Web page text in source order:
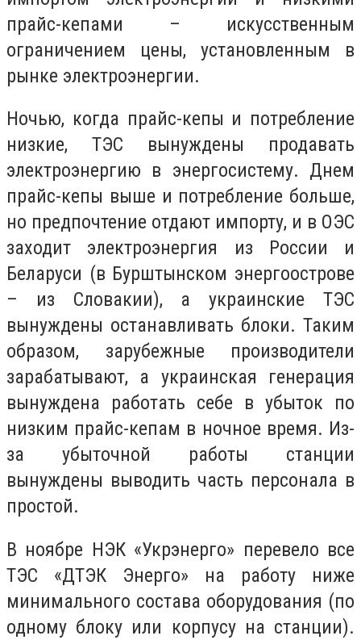
прайс-кепами – искусственным
ограничением цены, установленным в
рынке электроэнергии.
Ночью, когда прайс-кепы и потребление
низкие, ТЭС вынуждены продавать
электроэнергию в энергосистему. Днем
прайс-кепы выше и потребление больше,
но предпочтение отдают импорту, и в ОЭС
заходит электроэнергия из России и
Беларуси (в Бурштынском энергоострове
– из Словакии), а украинские ТЭС
вынуждены останавливать блоки. Таким
образом, зарубежные производители
зарабатывают, а украинская генерация
вынуждена работать себе в убыток по
низким прайс-кепам в ночное время. Из-
за убыточной работы станции
вынуждены выводить часть персонала в
простой.
В ноябре НЭК «Укрэнерго» перевело все
ТЭС «ДТЭК Энерго» на работу ниже
минимального состава оборудования (по
одному блоку или корпусу на станции).